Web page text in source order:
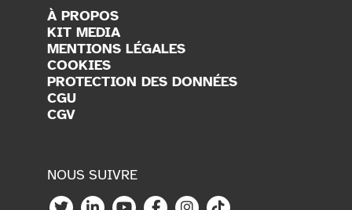
À PROPOS
KIT MEDIA
MENTIONS LÉGALES
COOKIES
PROTECTION DES DONNÉES
CGU
CGV
NOUS SUIVRE